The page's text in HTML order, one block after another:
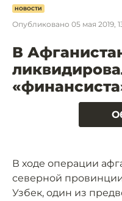
НОВОСТИ
Опубликовано 05 мая 2019,
В
В ходе операции
северной
Узбек, один из